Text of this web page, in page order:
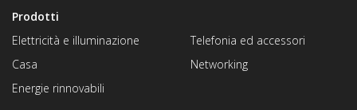
Prodotti
Elettricità e illuminazione
Casa
Energie rinnovabili
Telefonia ed accessori
Networking